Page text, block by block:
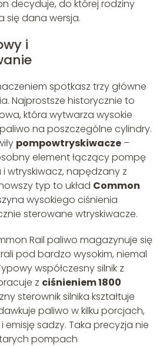
decyduje, do której rodziny
się dana wersja.
i
spotkasz trzy główne
Najprostsze historycznie to
która wytwarza wysokie
na poszczególne cylindry.
pompowtryskiwacze–
element łączący pompę
wtryskiwacz, napędzany z
typ to układ Common
wysokiego ciśnienia
sterowane wtryskiwacze.
Rail paliwo magazynuje się
pod bardzo wysokim, niemal
współczesny silnik z
z ciśnieniem 1800
sterownik silnika kształtuje
paliwo w kilku porcjach,
emisję sadzy. Taka precyzja nie
pompach